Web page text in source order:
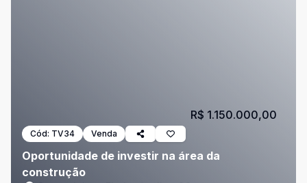
Cód: TV34 Venda
Oportunidade de investir na área da
construção
R$ 1.150.000,00